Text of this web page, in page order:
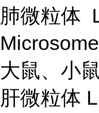
肺微粒体
大鼠、小鼠
肝微粒体